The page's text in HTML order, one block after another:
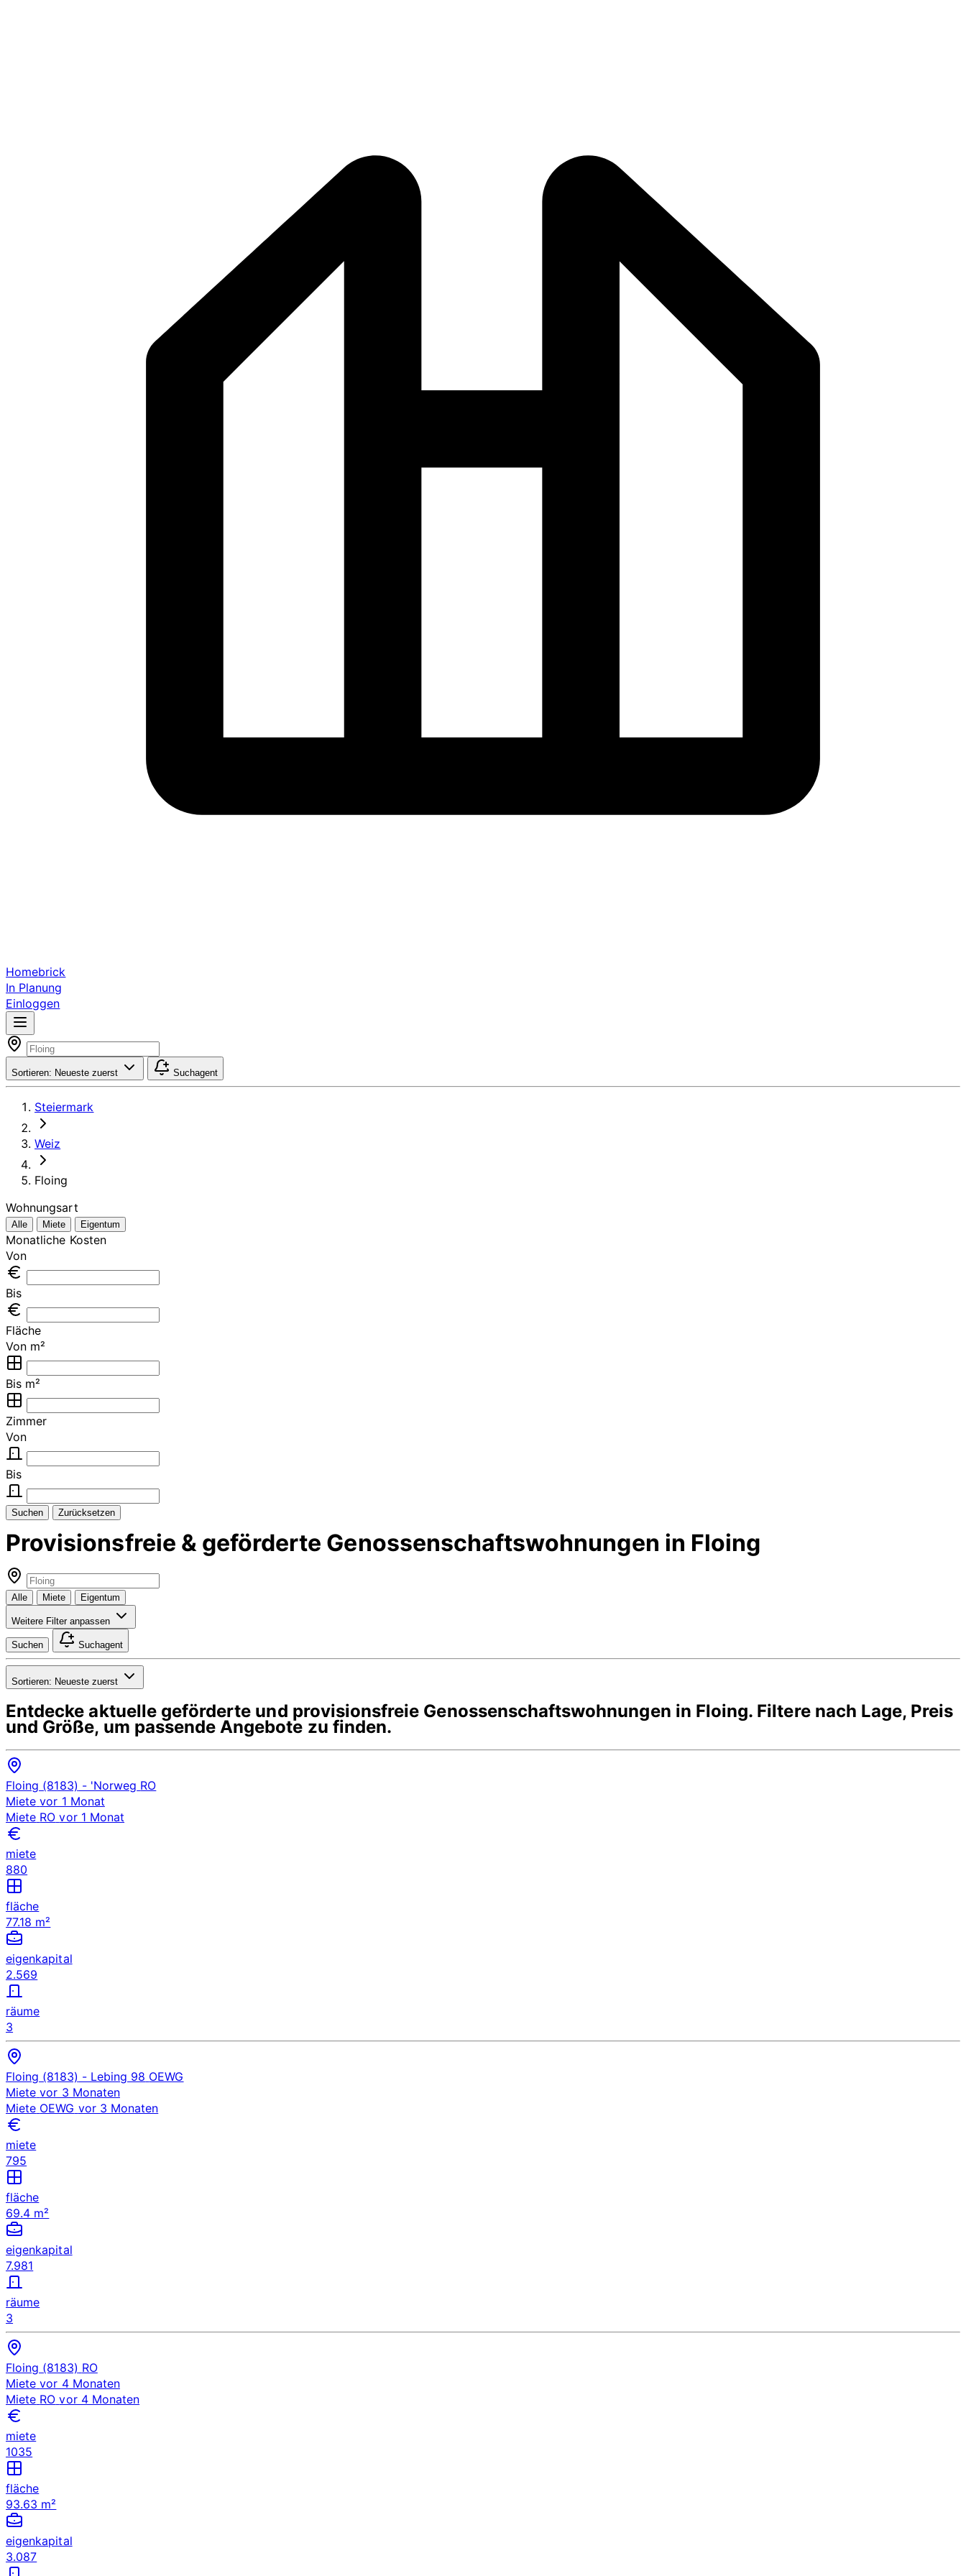
Homebrick
In Planung
Einloggen
Sortieren: Neueste zuerst Suchagent
Steiermark
Weiz
Floing
Wohnungsart
Alle Miete Eigentum
Monatliche Kosten
Von
Bis
Fläche
Von m²
Bis m²
Zimmer
Von
Bis
Suchen Zurücksetzen
Provisionsfreie & geförderte Genossenschaftswohnungen in Floing
Alle Miete Eigentum
Weitere Filter anpassen
Suchen Suchagent
Sortieren: Neueste zuerst
Entdecke aktuelle geförderte und provisionsfreie Genossenschaftswohnungen in Floing. Filtere nach Lage, Preis
und Größe, um passende Angebote zu finden.
Floing (8183) - 'Norweg RO
Miete vor 1 Monat
Miete RO vor 1 Monat
miete
880
fläche
77.18 m²
eigenkapital
2.569
räume
3
Floing (8183) - Lebing 98 OEWG
Miete vor 3 Monaten
Miete OEWG vor 3 Monaten
miete
795
fläche
69.4 m²
eigenkapital
7.981
räume
3
Floing (8183) RO
Miete vor 4 Monaten
Miete RO vor 4 Monaten
miete
1035
fläche
93.63 m²
eigenkapital
3.087